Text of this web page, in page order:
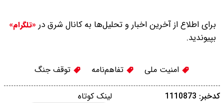
برای اطلاع از آخرین اخبار و تحلیل‌ها به کانال شرق در «تلگرام»
بپیوندید.
امنیت ملی تفاهم‌نامه توقف جنگ
لینک کوتاه کدخبر: 1110873